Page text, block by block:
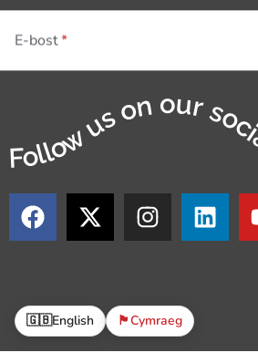
E-bost
Follow us on our
🇬🇧English 🏴󠁧󠁢󠁷󠁬󠁳󠁿Cymraeg